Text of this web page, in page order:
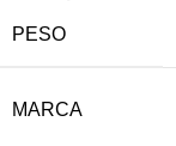
PESO
MARCA